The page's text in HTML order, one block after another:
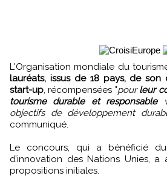
L'Organisation mondiale du
lauréats, issus de 18 pays, de
start-up , récompensées "pourleur
tourisme durable et responsable
objectifs de développement
communiqué.
Le concours, qui a bénéficié
d’innovation des Nations Unies,
propositions initiales.